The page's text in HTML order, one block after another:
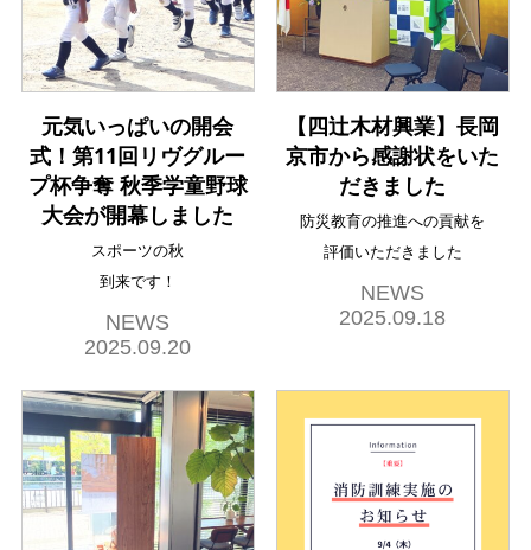
元気いっぱいの開会
式！第11回リヴグルー
プ杯争奪 秋季学童野球
大会が開幕しました
スポーツの秋
到来です！
NEWS
2025.09.20
【四辻木材興業】長岡
京市から感謝状をいた
だきました
防災教育の推進への貢献を
評価いただきました
NEWS
2025.09.18